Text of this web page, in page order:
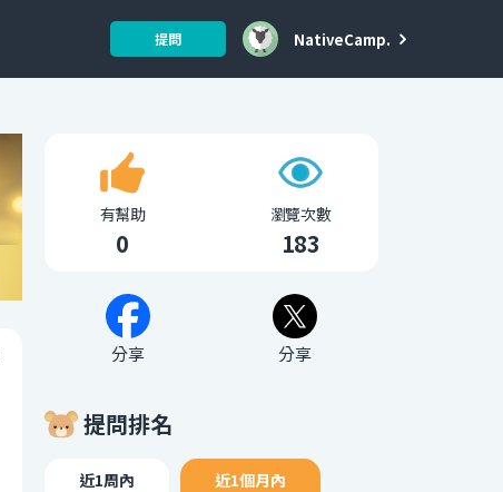
提問 NativeCamp.
有幫助
0
瀏覽次數
183
分享 分享
提問排名
近1周內 近1個月內